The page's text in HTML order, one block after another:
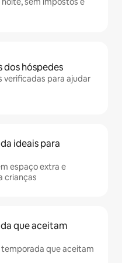
dos hóspedes
verificadas para ajudar
ideais para
espaço extra e
crianças
que aceitam
temporada que aceitam